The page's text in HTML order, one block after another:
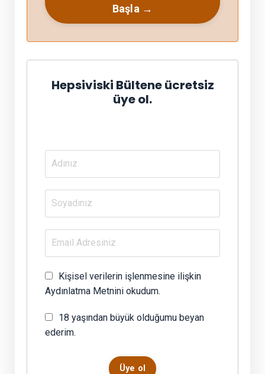
Başla →
Hepsiviski Bültene ücretsiz
üye ol.
Kişisel verilerin işlenmesine ilişkin
Aydınlatma Metnini okudum.
18 yaşından büyük olduğumu beyan
ederim.
Üye ol